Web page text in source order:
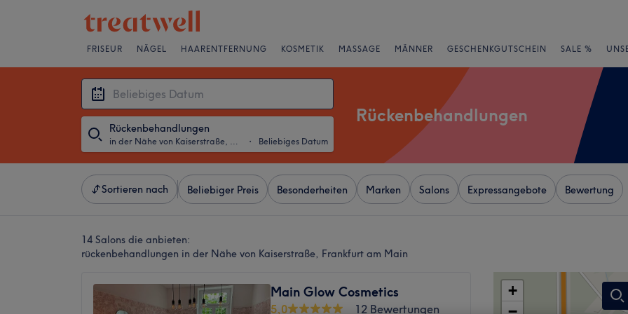
FRISEUR NÄGEL HAARENTFERNUNG KOSMETIK MASSAGE MÄNNER GESCHENKGUTSCHEIN SALE %
Rückenbehandlungen
in der Nähe von Kaiserstraße, Frankfurt am Main ・ Beliebiges Datum
Rückenbehandlungen
Sortieren nach Beliebiger Preis Besonderheiten Marken Salons Expressangebote Bewertung
14 Salons die anbieten:
rückenbehandlungen in der Nähe von Kaiserstraße, Frankfurt am Main
Main Glow Cosmetics
5,0
12 Bewertungen
+